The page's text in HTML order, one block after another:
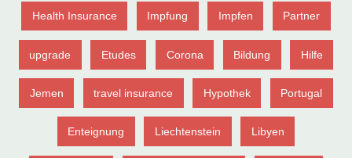
Health Insurance Impfung Impfen Partner
upgrade Etudes Corona Bildung Hilfe
Jemen travel insurance Hypothek Portugal
Enteignung Liechtenstein Libyen